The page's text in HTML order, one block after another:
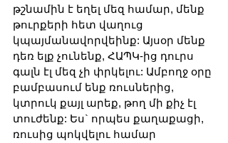
թշնամին է եղել մեզ համար, մենք
թուրքերի հետ վաղուց
կպայմանավորվեինք: Այսօր մենք
դեռ ելք չունենք, ՀԱՊԿ-ից դուրս
գալն էլ մեզ չի փրկելու: Ամբողջ օրը
բամբասում ենք ռուսներից,
կտրուկ քայլ արեք, թող մի քիչ էլ
տուժենք: Ես` որպես քաղաքացի,
ռուսից պոկվելու համար